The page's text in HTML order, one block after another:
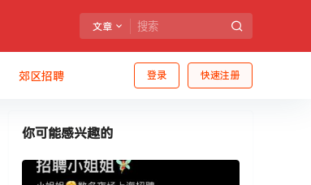
文章
登录 快速注册
郊区招聘
你可能感兴趣的